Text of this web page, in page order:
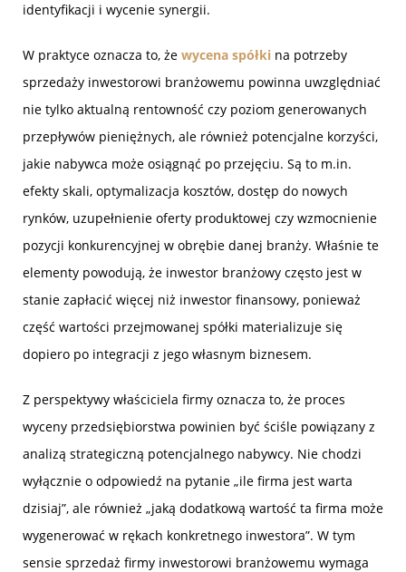
identyfikacji i wycenie synergii.
W praktyce oznacza to, że wycena spółki na potrzeby
sprzedaży inwestorowi branżowemu powinna uwzględniać
nie tylko aktualną rentowność czy poziom generowanych
przepływów pieniężnych, ale również potencjalne korzyści,
jakie nabywca może osiągnąć po przejęciu. Są to m.in.
efekty skali, optymalizacja kosztów, dostęp do nowych
rynków, uzupełnienie oferty produktowej czy wzmocnienie
pozycji konkurencyjnej w obrębie danej branży. Właśnie te
elementy powodują, że inwestor branżowy często jest w
stanie zapłacić więcej niż inwestor finansowy, ponieważ
część wartości przejmowanej spółki materializuje się
dopiero po integracji z jego własnym biznesem.
Z perspektywy właściciela firmy oznacza to, że proces
wyceny przedsiębiorstwa powinien być ściśle powiązany z
analizą strategiczną potencjalnego nabywcy. Nie chodzi
wyłącznie o odpowiedź na pytanie „ile firma jest warta
dzisiaj”, ale również „jaką dodatkową wartość ta firma może
wygenerować w rękach konkretnego inwestora”. W tym
sensie sprzedaż firmy inwestorowi branżowemu wymaga